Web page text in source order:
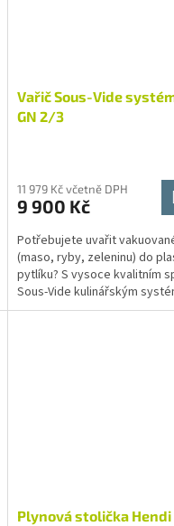
Vařič Sous-Vide
GN 2/3
11 979 Kč včetně DPH
9 900 Kč
Potřebujete uvařit
(maso, ryby, zeleninu) do
pytlíku? S vysoce kvalitním
Sous-Vide kulinářským
snadno. Jedná se o...
Plynová stolička Hendi